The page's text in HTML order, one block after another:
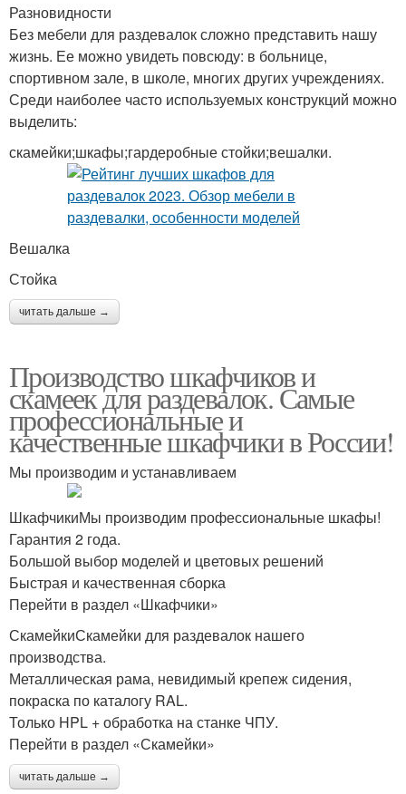
Разновидности
Без мебели для раздевалок сложно представить нашу
жизнь. Ее можно увидеть повсюду: в больнице,
спортивном зале, в школе, многих других учреждениях.
Среди наиболее часто используемых конструкций можно
выделить:
скамейки;шкафы;гардеробные стойки;вешалки.
Вешалка
Стойка
читать дальше →
Производство шкафчиков и
скамеек для раздевалок. Самые
профессиональные и
качественные шкафчики в России!
Мы производим и устанавливаем
ШкафчикиМы производим профессиональные шкафы!
Гарантия 2 года.
Большой выбор моделей и цветовых решений
Быстрая и качественная сборка
Перейти в раздел «Шкафчики»
СкамейкиСкамейки для раздевалок нашего
производства.
Металлическая рама, невидимый крепеж сидения,
покраска по каталогу RAL.
Только HPL + обработка на станке ЧПУ.
Перейти в раздел «Скамейки»
читать дальше →